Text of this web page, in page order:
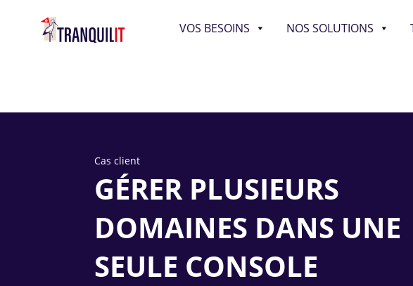
VOS BESOINS NOS SOLUTIONS
Cas client
GÉRER PLUSIEURS
DOMAINES DANS UNE
SEULE CONSOLE